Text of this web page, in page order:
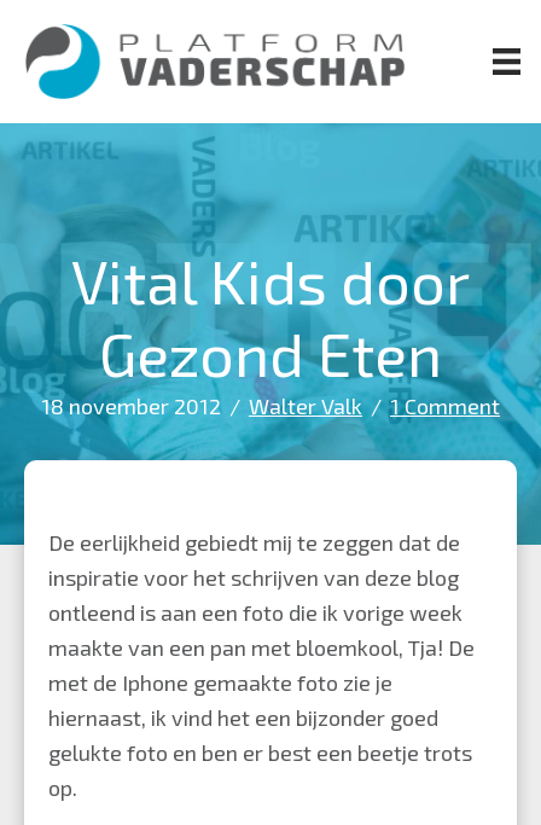
naar
hoofd
inhoud
Vital Kids door
Gezond Eten
18 november 2012 / Walter Valk / 1 Comment
De eerlijkheid gebiedt mij te zeggen dat de
inspiratie voor het schrijven van deze blog
ontleend is aan een foto die ik vorige week
maakte van een pan met bloemkool, Tja! De
met de Iphone gemaakte foto zie je
hiernaast, ik vind het een bijzonder goed
gelukte foto en ben er best een beetje trots
op.